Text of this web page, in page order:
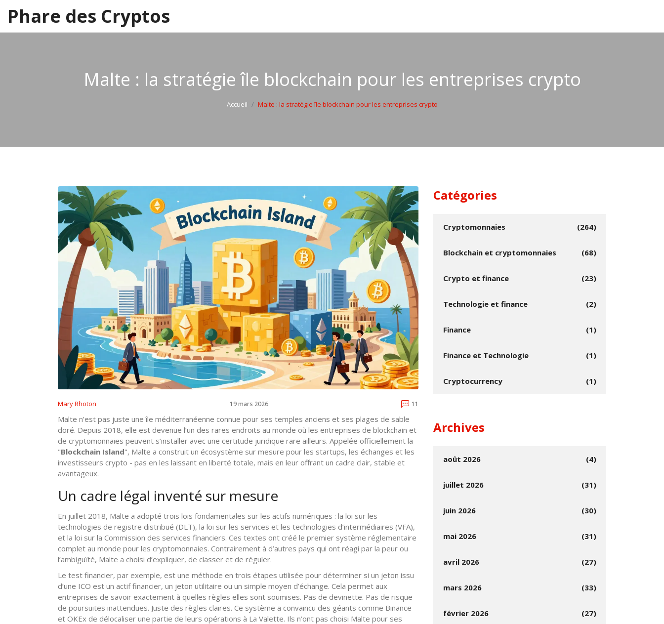
Phare des Cryptos
Malte : la stratégie île blockchain pour les entreprises crypto
Accueil Malte : la stratégie île blockchain pour les entreprises crypto
Mary Rhoton 19 mars 2026 11
Malte n’est pas juste une île méditerranéenne connue pour ses temples anciens et ses plages de sable
doré. Depuis 2018, elle est devenue l’un des rares endroits au monde où les entreprises de blockchain et
de cryptomonnaies peuvent s’installer avec une certitude juridique rare ailleurs. Appelée officiellement la
"Blockchain Island", Malte a construit un écosystème sur mesure pour les startups, les échanges et les
investisseurs crypto - pas en les laissant en liberté totale, mais en leur offrant un cadre clair, stable et
avantageux.
Un cadre légal inventé sur mesure
En juillet 2018, Malte a adopté trois lois fondamentales sur les actifs numériques : la loi sur les
technologies de registre distribué (DLT), la loi sur les services et les technologies d’intermédiaires (VFA),
et la loi sur la Commission des services financiers. Ces textes ont créé le premier système réglementaire
complet au monde pour les cryptomonnaies. Contrairement à d’autres pays qui ont réagi par la peur ou
l’ambiguïté, Malte a choisi d’expliquer, de classer et de réguler.
Le test financier, par exemple, est une méthode en trois étapes utilisée pour déterminer si un jeton issu
d’une ICO est un actif financier, un jeton utilitaire ou un simple moyen d’échange. Cela permet aux
entreprises de savoir exactement à quelles règles elles sont soumises. Pas de devinette. Pas de risque
de poursuites inattendues. Juste des règles claires. Ce système a convaincu des géants comme Binance
et OKEx de délocaliser une partie de leurs opérations à La Valette. Ils n’ont pas choisi Malte pour ses
Catégories
Cryptomonnaies (264)
Blockchain et cryptomonnaies (68)
Crypto et finance (23)
Technologie et finance (2)
Finance (1)
Finance et Technologie (1)
Cryptocurrency (1)
Archives
août 2026 (4)
juillet 2026 (31)
juin 2026 (30)
mai 2026 (31)
avril 2026 (27)
mars 2026 (33)
février 2026 (27)